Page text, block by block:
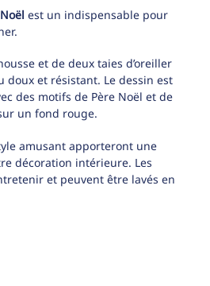
est un indispensable pour
et de deux taies d’oreiller
doux et résistant. Le dessin est
des motifs de Père Noël et de
un fond rouge.
amusant apporteront une
décoration intérieure. Les
et peuvent être lavés en